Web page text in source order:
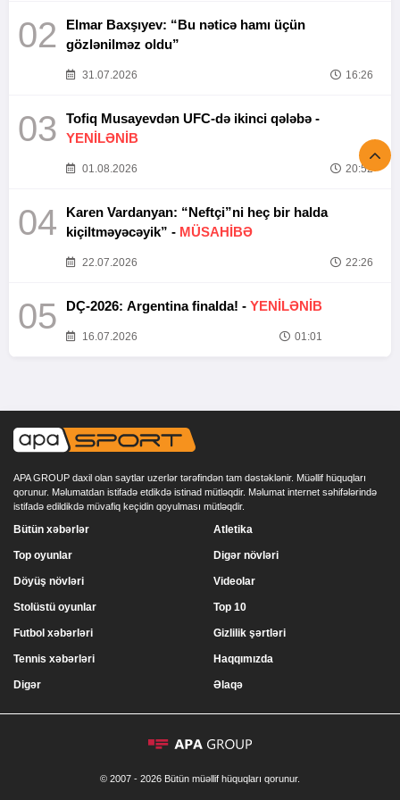
02
Elmar Baxşıyev: “Bu nəticə hamı üçün
gözlənilməz oldu”
31.07.2026 16:26
03
Tofiq Musayevdən UFC-də ikinci qələbə -
YENİLƏNİB
01.08.2026 20:52
04
Karen Vardanyan: “Neftçi”ni heç bir halda
kiçiltməyəcəyik” - MÜSAHİBƏ
22.07.2026 22:26
05 DÇ-2026: Argentina finalda! - YENİLƏNİB
16.07.2026 01:01
APA GROUP daxil olan saytlar uzerlər tərəfindən tam dəstəklənir. Müəllif hüquqları
qorunur. Məlumatdan istifadə etdikdə istinad mütləqdir. Məlumat internet səhifələrində
istifadə edildikdə müvafiq keçidin qoyulması mütləqdir.
Bütün xəbərlər
Top oyunlar
Döyüş növləri
Stolüstü oyunlar
Atletika
Digər növləri
Videolar
Top 10
Futbol xəbərləri
Tennis xəbərləri
Digər
Gizlilik şərtləri
Haqqımızda
Əlaqə
© 2007 - 2026 Bütün müəllif hüquqları qorunur.